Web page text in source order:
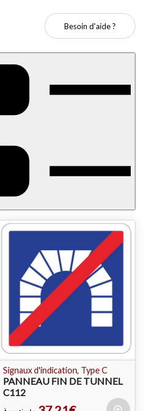
Besoin d'aide ?
Signaux d'indication, Type C
PANNEAU FIN DE TUNNEL
C112